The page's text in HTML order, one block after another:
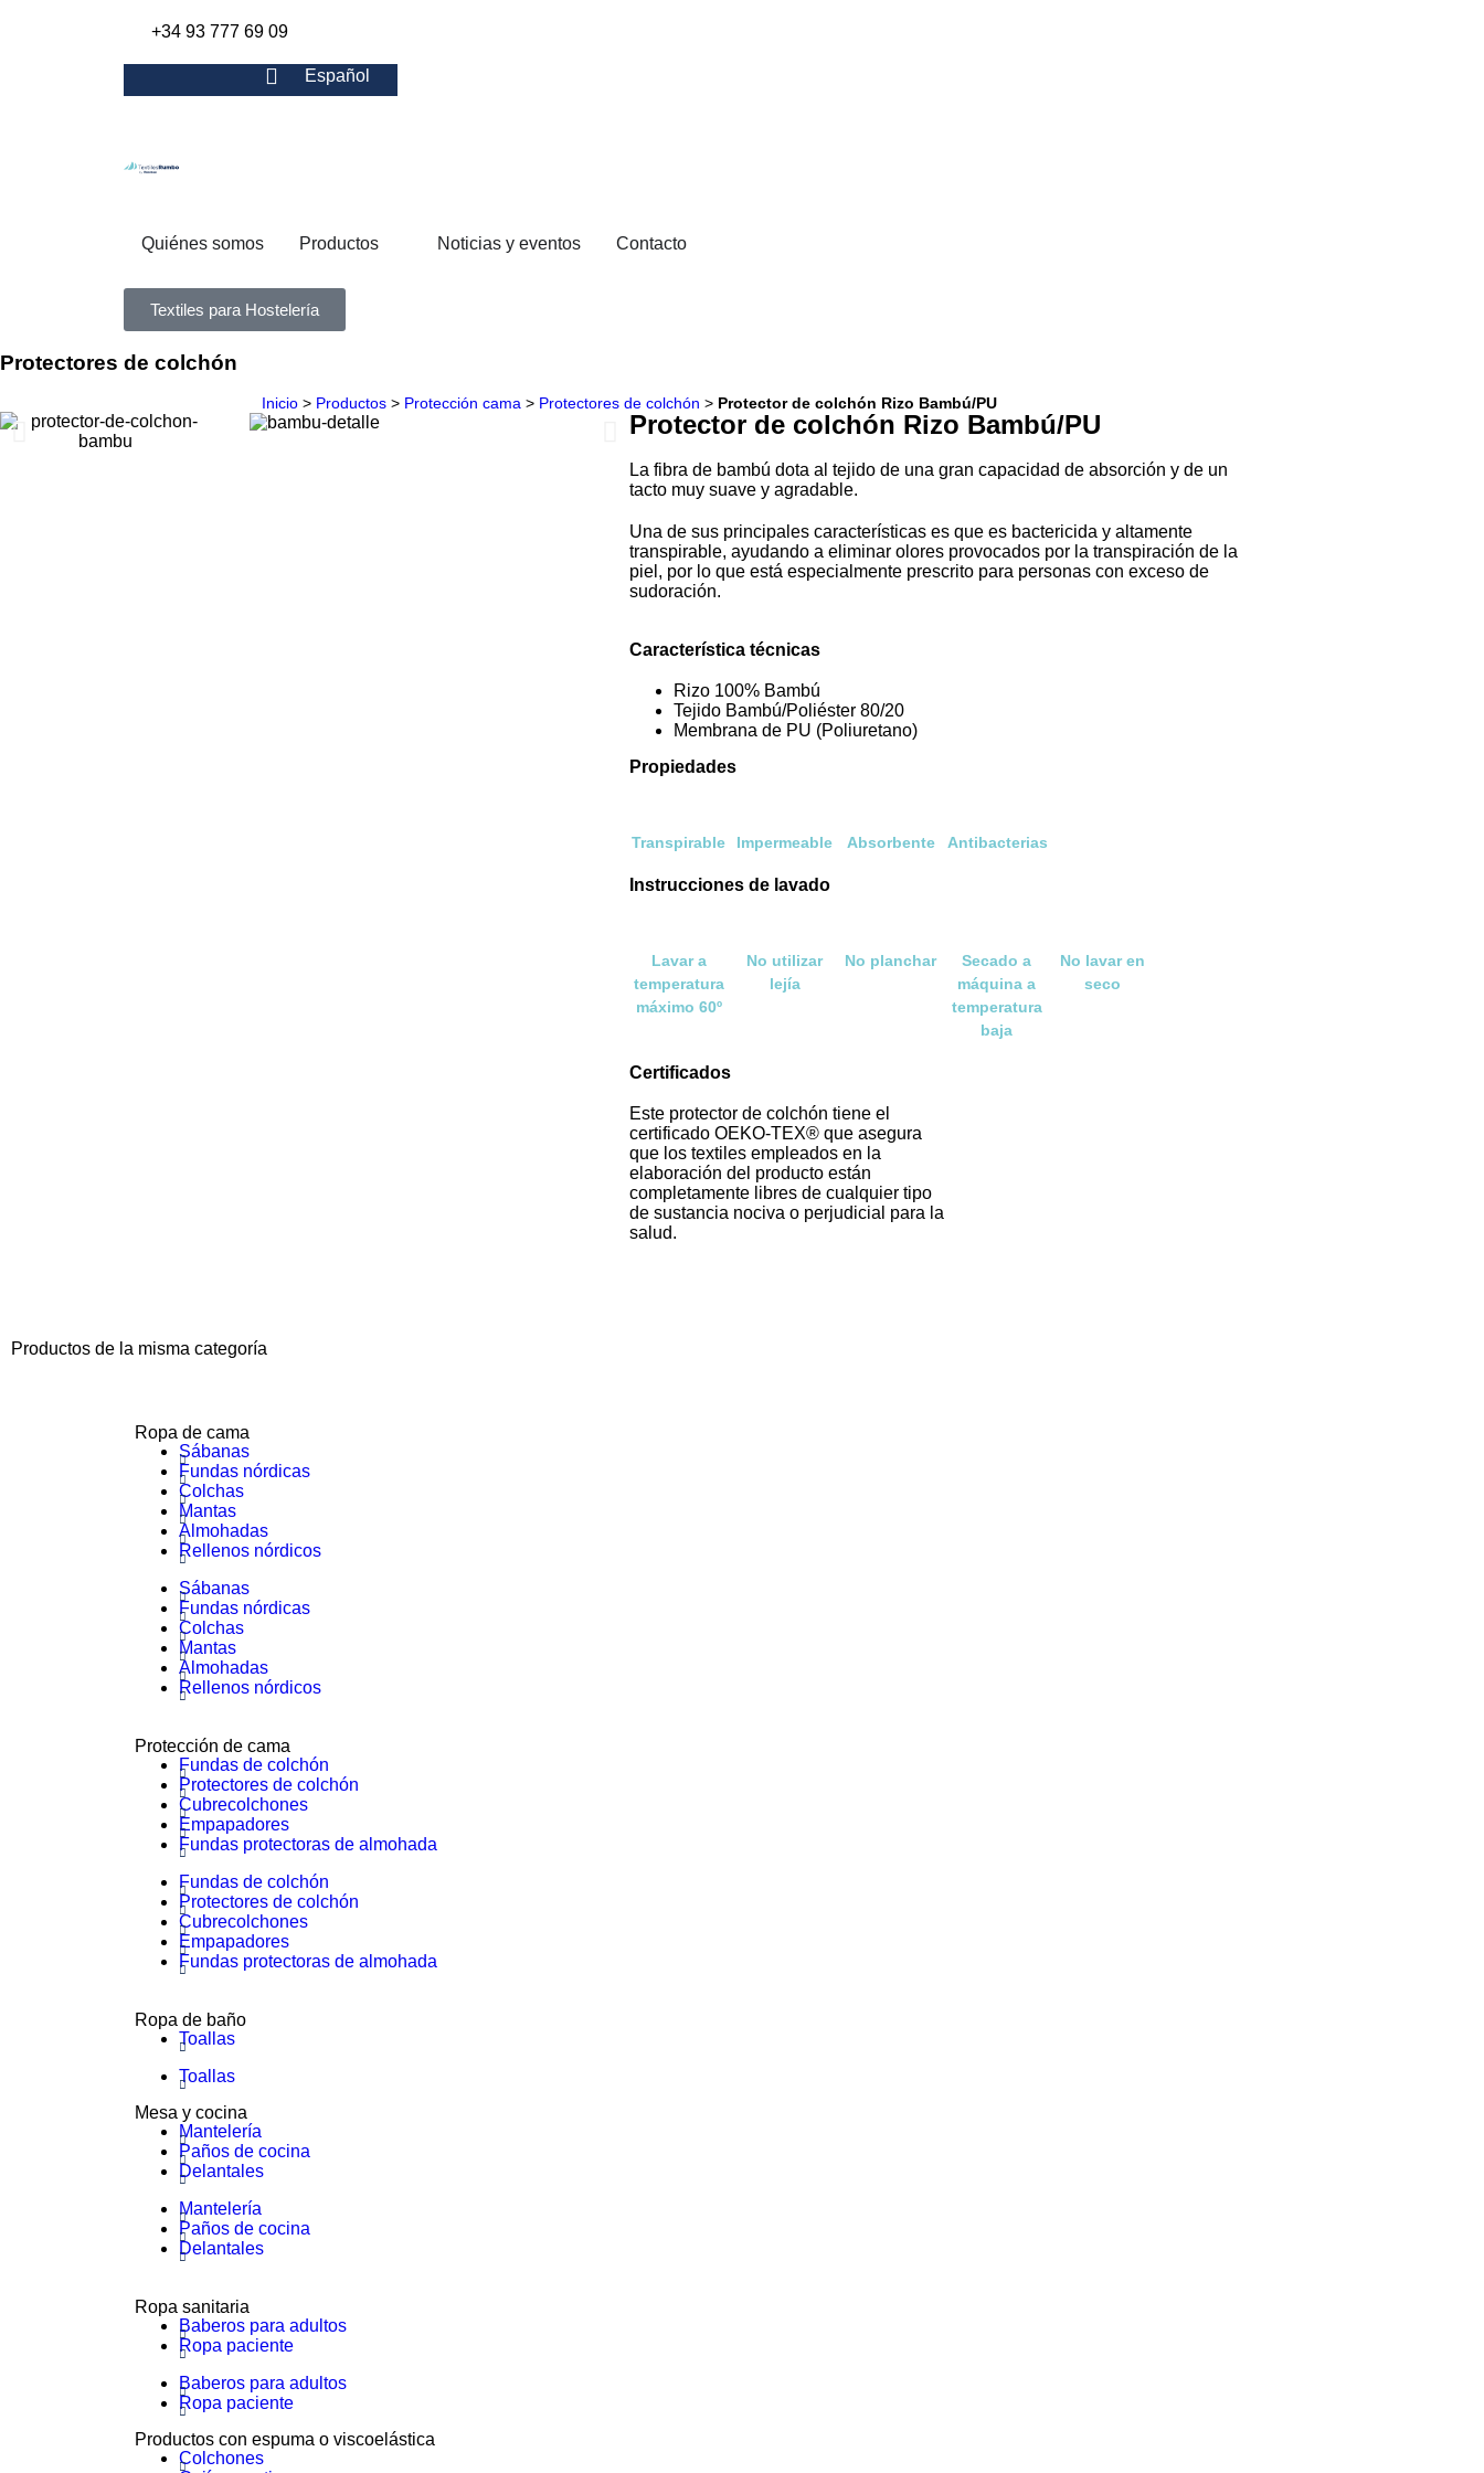
+34 93 777 69 09
Español
Quiénes somos Productos Noticias y eventos Contacto
Textiles para Hostelería
Protectores de colchón
Inicio > Productos > Protección cama > Protectores de colchón > Protector de colchón Rizo Bambú/PU
Protector de colchón Rizo Bambú/PU
La fibra de bambú dota al tejido de una gran capacidad de absorción y de un
tacto muy suave y agradable.
Una de sus principales características es que es bactericida y altamente
transpirable, ayudando a eliminar olores provocados por la transpiración de la
piel, por lo que está especialmente prescrito para personas con exceso de
sudoración.
Característica técnicas
Rizo 100% Bambú
Tejido Bambú/Poliéster 80/20
Membrana de PU (Poliuretano)
Propiedades
Transpirable Impermeable Absorbente Antibacterias
Instrucciones de lavado
Lavar a
temperatura
máximo 60º
No utilizar
lejía
No planchar
Secado a
máquina a
temperatura
baja
No lavar en
seco
Certificados
Este protector de colchón tiene el
certificado OEKO-TEX® que asegura
que los textiles empleados en la
elaboración del producto están
completamente libres de cualquier tipo
de sustancia nociva o perjudicial para la
salud.
Productos de la misma categoría
Ropa de cama
Sábanas
Fundas nórdicas
Colchas
Mantas
Almohadas
Rellenos nórdicos
Sábanas
Fundas nórdicas
Colchas
Mantas
Almohadas
Rellenos nórdicos
Protección de cama
Fundas de colchón
Protectores de colchón
Cubrecolchones
Empapadores
Fundas protectoras de almohada
Fundas de colchón
Protectores de colchón
Cubrecolchones
Empapadores
Fundas protectoras de almohada
Ropa de baño
Toallas
Toallas
Mesa y cocina
Mantelería
Paños de cocina
Delantales
Mantelería
Paños de cocina
Delantales
Ropa sanitaria
Baberos para adultos
Ropa paciente
Baberos para adultos
Ropa paciente
Productos con espuma o viscoelástica
Colchones